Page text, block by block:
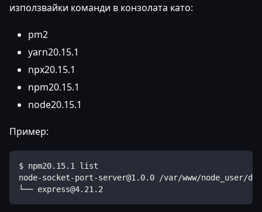
използвайки команди в конзолата като:
pm2
yarn20.15.1
npx20.15.1
npm20.15.1
node20.15.1
Пример:
$ npm20.15.1 list
node-socket-port-server@1.0.0 /var/www/node_user/
└── express@4.21.2